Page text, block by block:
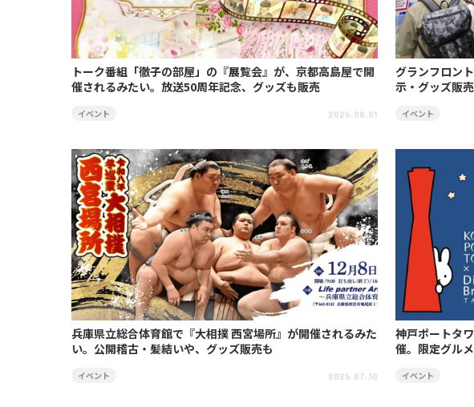
トーク番組「徹子の部屋」の『展覧会』が、京都高島屋で開
催されるみたい。放送50周年記念、グッズも販売
イベント 2026.08.01
グランフロン
示・グッズ販
イベント
兵庫県立総合体育館で『大相撲 西宮場所』が開催されるみた
い。公開稽古・髪結いや、グッズ販売も
イベント 2026.07.30
神戸ポートタ
催。限定グル
イベント